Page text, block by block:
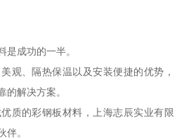
是成功的一半。
观、隔热保温以及安装便捷的优势，
的解决方案。
质的彩钢板材料，上海志辰实业有限
伴。